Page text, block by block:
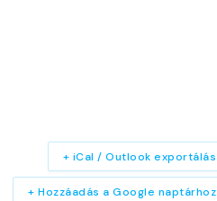
+ Hozzáadás a Google naptárhoz
+ iCal / Outlook exportálás